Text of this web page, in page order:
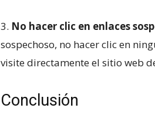
3.​ No hacer clic en​ enlaces
sospechoso, no‌ hacer ⁤clic en
visite ⁣directamente⁢ el sitio web
Conclusión